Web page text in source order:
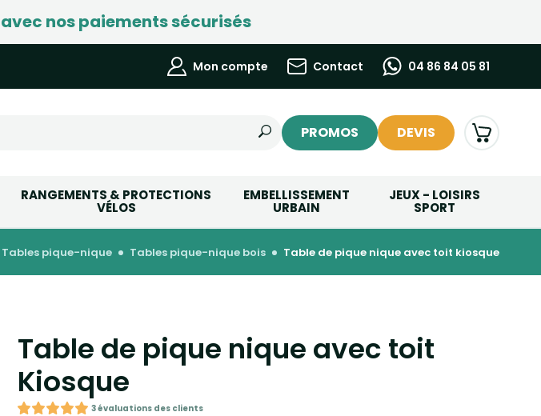
nos paiements sécurisés
Mon compte Contact 04 86 84 05 81
PROMOS DEVIS
RANGEMENTS & PROTECTIONS
VÉLOS
EMBELLISSEMENT
URBAIN
JEUX - LOISIRS
SPORT
tables pique-nique tables pique-nique bois table de pique nique avec toit kiosque
Table de pique nique avec toit
Kiosque
3 évaluations des clients